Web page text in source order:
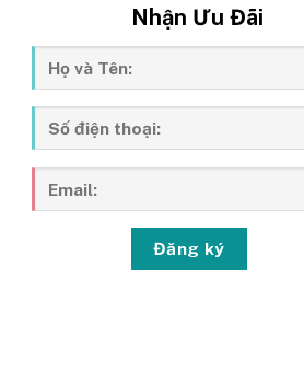
Nhận Ưu Đãi
Đăng ký